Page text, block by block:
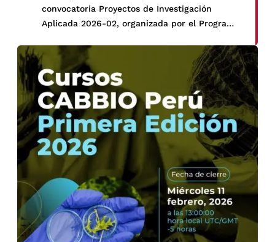
convocatoria Proyectos de Investigación
Aplicada 2026-02, organizada por el Programa
Avanzados – PROCIENCIA.